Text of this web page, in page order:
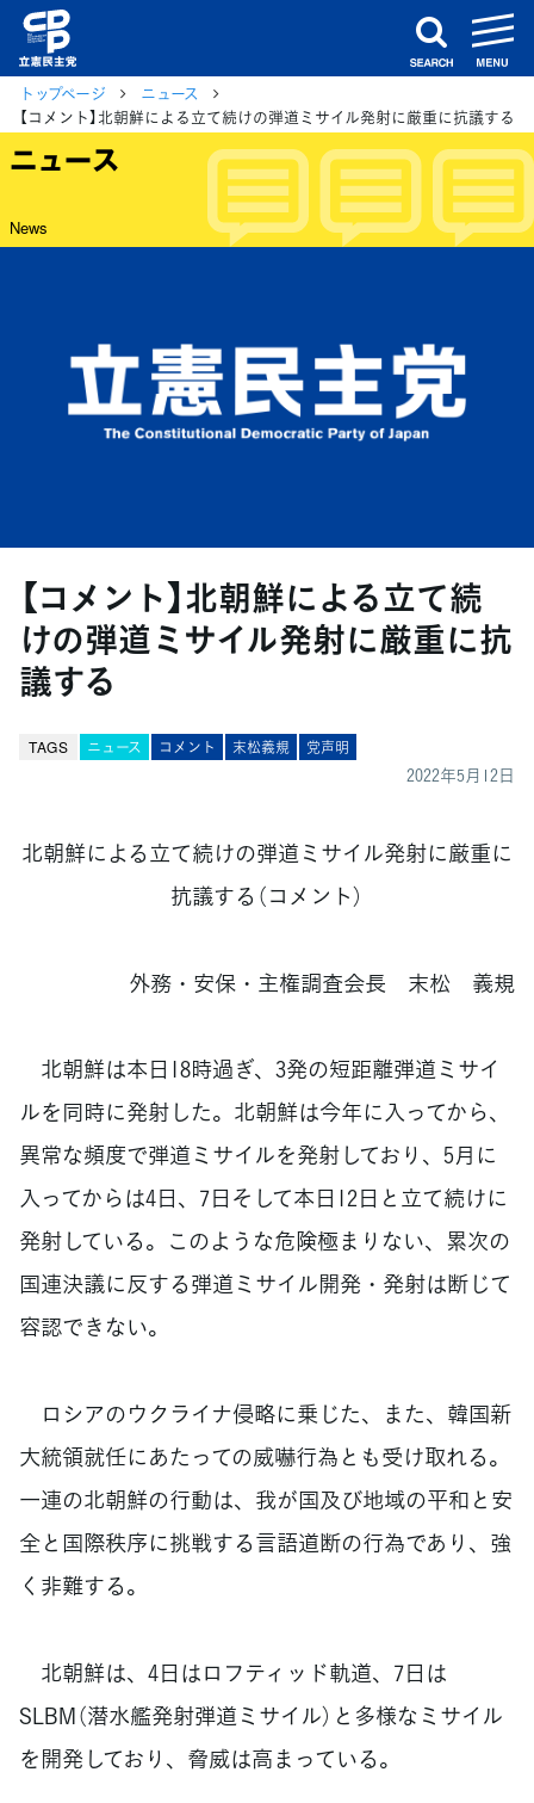
search
トップページ
ニュース
【コメント】北朝鮮による立て続けの弾道ミサイル発射に厳重に抗議する
ニュース
News
【コメント】北朝鮮による立て続
けの弾道ミサイル発射に厳重に抗
議する
TAGS ニュース コメント 末松義規 党声明
2022年5月12日
北朝鮮による立て続けの弾道ミサイル発射に厳重に
抗議する（コメント）
外務・安保・主権調査会長 末松 義規
北朝鮮は本日18時過ぎ、3発の短距離弾道ミサイ
ルを同時に発射した。北朝鮮は今年に入ってから、
異常な頻度で弾道ミサイルを発射しており、5月に
入ってからは4日、7日そして本日12日と立て続けに
発射している。このような危険極まりない、累次の
国連決議に反する弾道ミサイル開発・発射は断じて
容認できない。
ロシアのウクライナ侵略に乗じた、また、韓国新
大統領就任にあたっての威嚇行為とも受け取れる。
一連の北朝鮮の行動は、我が国及び地域の平和と安
全と国際秩序に挑戦する言語道断の行為であり、強
く非難する。
北朝鮮は、4日はロフティッド軌道、7日は
SLBM（潜水艦発射弾道ミサイル）と多様なミサイル
を開発しており、脅威は高まっている。